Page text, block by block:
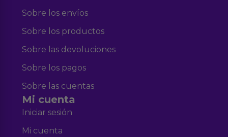
Sobre los envíos
Sobre los productos
Sobre las devoluciones
Sobre los pagos
Sobre las cuentas
Mi cuenta
Iniciar sesión
Mi cuenta